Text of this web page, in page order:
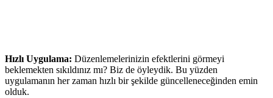
Hızlı Uygulama: Düzenlemelerinizin efektlerini görmeyi
beklemekten sıkıldınız mı? Biz de öyleydik. Bu yüzden
uygulamanın her zaman hızlı bir şekilde güncelleneceğinden emin
olduk.